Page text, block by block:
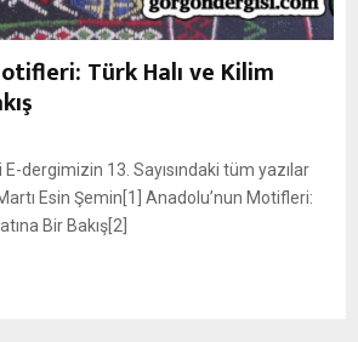
Türk Halı ve Kilim
dergimizin 13. Sayısındaki tüm yazılar
Esin Şemin[1] Anadolu’nun Motifleri:
Bir Bakış[2]